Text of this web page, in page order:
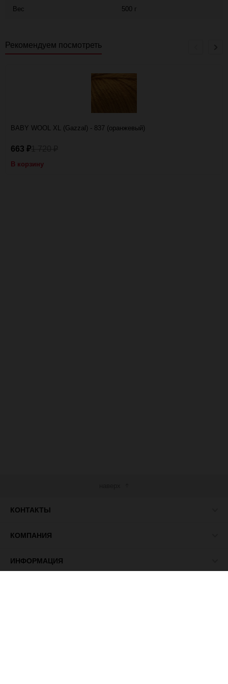
Вес 500 г
Рекомендуем посмотреть
BABY WOOL XL (Gazzal) - 837 (оранжевый)
663 ₽
В корзину
КОНТАКТЫ
КОМПАНИЯ
ИНФОРМАЦИЯ